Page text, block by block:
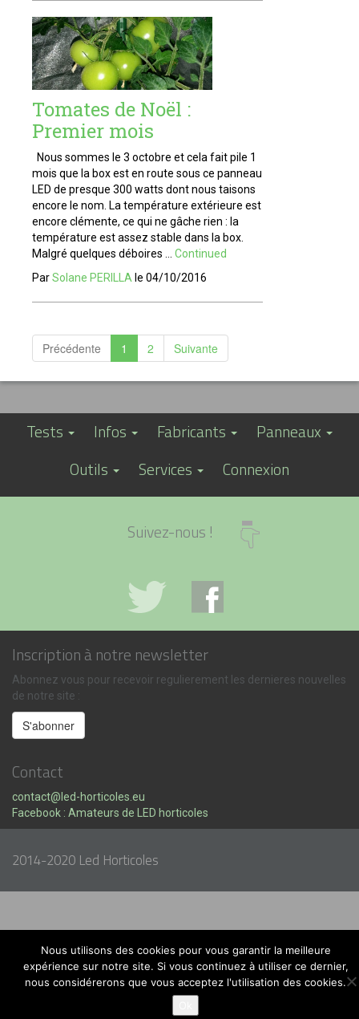
Tomates de Noël :
Premier mois
Nous sommes le 3 octobre et cela fait pile 1
mois que la box est en route sous ce panneau
LED de presque 300 watts dont nous taisons
encore le nom. La température extérieure est
encore clémente, ce qui ne gâche rien : la
température est assez stable dans la box.
Malgré quelques déboires … Continued
ParSolane PERILLAle 04/10/2016
Précédente 1 2 Suivante
Tests Infos Fabricants
Panneaux
Outils
Services Connexion
Suivez-nous !
Inscription à notre newsletter
Abonnez vous pour recevoir regulierement les dernieres nouvelles
de notre site :
Contact
contact@led-horticoles.eu
Facebook : Amateurs de LED horticoles
2014-2020 Led Horticoles
Nous utilisons des cookies pour vous garantir la meilleure
expérience sur notre site. Si vous continuez à utiliser ce dernier,
nous considérerons que vous acceptez l'utilisation des cookies.